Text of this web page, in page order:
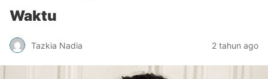
Waktu
Tazkia Nadia 2 tahun ago